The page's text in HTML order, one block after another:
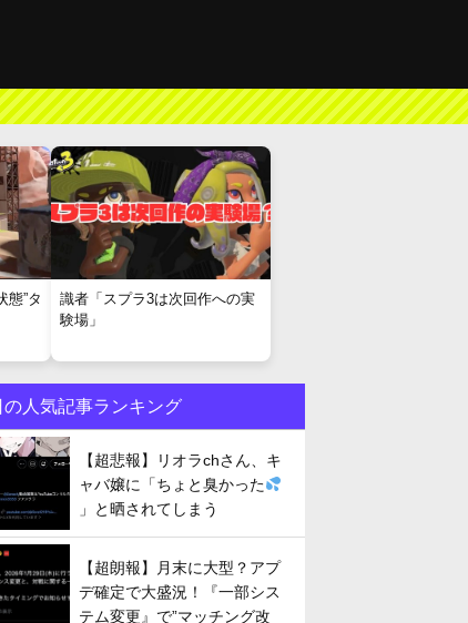
態”タ
識者「スプラ3は次回作への実
験場」
の人気記事ランキング
【超悲報】リオラchさん、キ
ャバ嬢に「ちょと臭かった
」と晒されてしまう
【超朗報】月末に大型？アプ
デ確定で大盛況！『一部シス
テム変更』で”マッチング改